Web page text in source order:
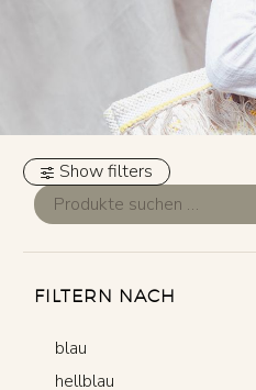
Show filters
FILTERN NACH
blau
hellblau